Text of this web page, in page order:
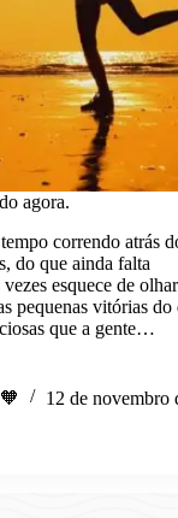
agora.
correndo atrás
do que ainda falta
esquece de
pequenas vitórias do
que a gente…
12 de novembro